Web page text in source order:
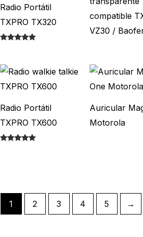
Radio Portátil
TXPRO TX320
compatible
VZ30 /
Radio Portátil
TXPRO TX600
Auricular
Motorola
1 2 3 4 5 →